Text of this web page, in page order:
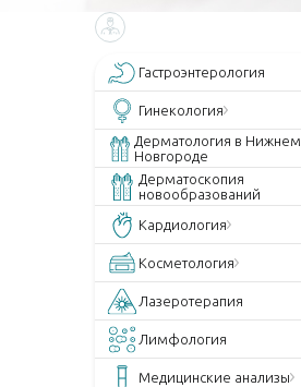
Гастроэнтерология
Гинекология
Дерматология в Нижнем
Новгороде
Дерматоскопия
новообразований
Кардиология
Косметология
Лазеротерапия
Лимфология
Медицинские анализы